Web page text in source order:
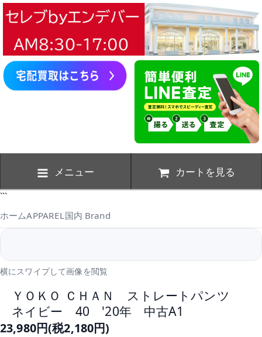
メニュー カートを見る
```
ホームAPPAREL国内 Brand
横にスワイプして画像を閲覧
ＹＯＫＯ ＣＨＡＮ ストレートパンツ
ネイビー 40 '20年 中古A1
23,980円(税2,180円)